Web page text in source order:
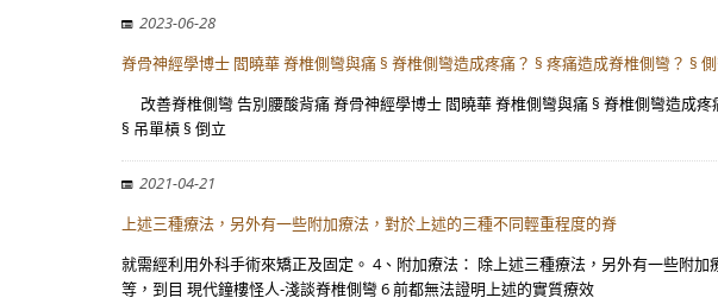
2023-06-28
脊骨神經學博士 閻曉華 脊椎側彎與痛 § 脊椎側彎造成疼痛？ § 疼痛造成脊椎側彎？ §
改善脊椎側彎 告別腰酸背痛 脊骨神經學博士 閻曉華 脊椎側彎與痛 § 脊椎側彎造成
§ 吊單槓 § 倒立
2021-04-21
上述三種療法，另外有一些附加療法，對於上述的三種不同輕重程度的脊
就需經利用外科手術來矯正及固定。 4、附加療法： 除上述三種療法，另外有一些附
等，到目 現代鐘樓怪人-淺談脊椎側彎 6 前都無法證明上述的實質療效